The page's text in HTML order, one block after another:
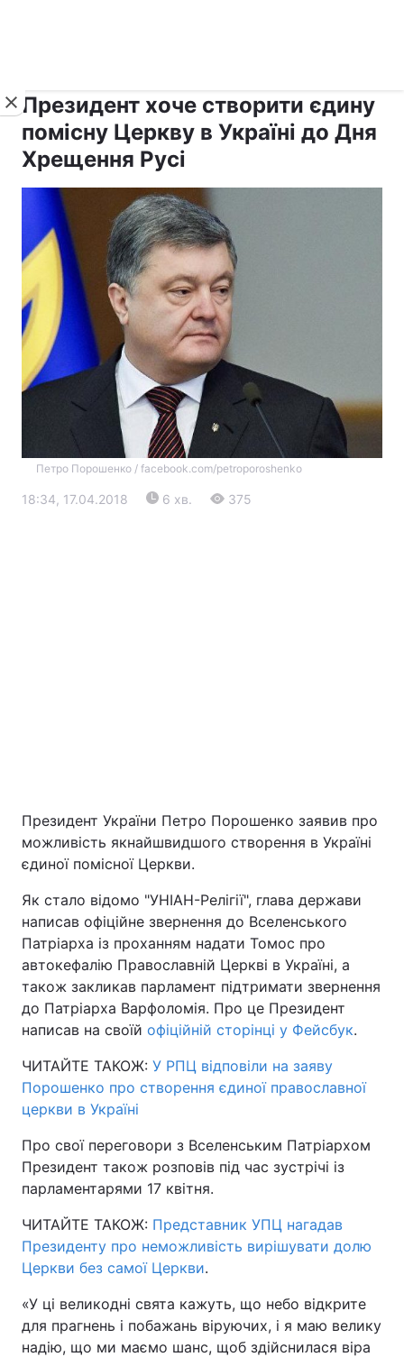
Київ Львів
Харків
Одеса
Спорт Наука
Зброя Інциденти
Здоров'я Туризм
Цікавинки
Відео з Youtube Статті
Інтерв'ю
Архів Вакансії
Президент хоче створити єдину
помісну Церкву в Україні до Дня
Хрещення Русі
Петро Порошенко / facebook.com/petroporoshenko
18:34, 17.04.2018 6 хв. 375
Президент України Петро Порошенко заявив про
можливість якнайшвидшого створення в Україні
єдиної помісної Церкви.
Як стало відомо "УНІАН-Релігії", глава держави
написав офіційне звернення до Вселенського
Патріарха із проханням надати Томос про
автокефалію Православній Церкві в Україні, а
також закликав парламент підтримати звернення
до Патріарха Варфоломія. Про це Президент
написав на своїй офіційній сторінці у Фейсбук.
ЧИТАЙТЕ ТАКОЖ: У РПЦ відповіли на заяву
Порошенко про створення єдиної православної
церкви в Україні
Про свої переговори з Вселенським Патріархом
Президент також розповів під час зустрічі із
парламентарями 17 квітня.
ЧИТАЙТЕ ТАКОЖ: Представник УПЦ нагадав
Президенту про неможливість вирішувати долю
Церкви без самої Церкви.
«У ці великодні свята кажуть, що небо відкрите
для прагнень і побажань віруючих, і я маю велику
надію, що ми маємо шанс, щоб здійснилася віра